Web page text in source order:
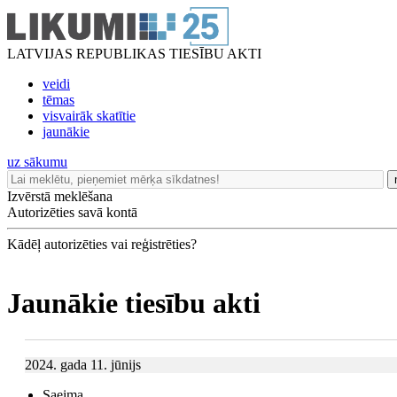
LATVIJAS REPUBLIKAS TIESĪBU AKTI
veidi
tēmas
visvairāk skatītie
jaunākie
uz sākumu
Izvērstā meklēšana
Autorizēties savā kontā
Kādēļ autorizēties vai reģistrēties?
Jaunākie tiesību akti
2024. gada 11. jūnijs